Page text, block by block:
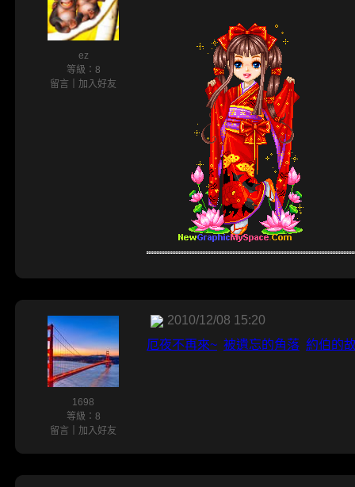
ez
等級：8
留言
加入好友
1698
等級：8
留言
加入好友
2010/12/08 15:20
厄夜不再來~ 被遺忘的角落 約伯的